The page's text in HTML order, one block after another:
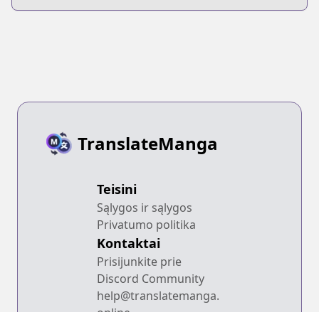
TranslateManga
Teisini
Sąlygos ir sąlygos
Privatumo politika
Kontaktai
Prisijunkite prie
Discord Community
help@translatemanga.